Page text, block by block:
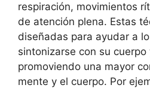
respiración, movimientos
de atención plena. Estas
diseñadas para ayudar a
sintonizarse con su cuerpo
promoviendo una mayor
mente y el cuerpo. Por